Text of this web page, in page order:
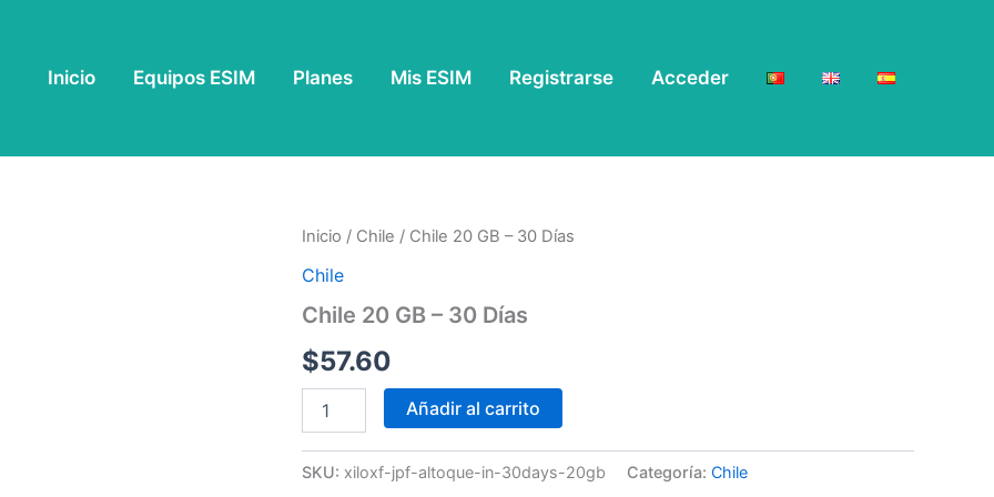
Inicio Equipos ESIM Planes Mis ESIM Registrarse Acceder
Inicio / Chile / Chile 20 GB – 30 Días
Chile
Chile 20 GB – 30 Días
$57.60
Chile
GB
30
cantidad
Añadir al carrito
SKU: xiloxf-jpf-altoque-in-30days-20gb Categoría: Chile